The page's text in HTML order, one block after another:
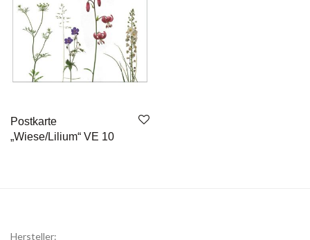
Postkarte
„Wiese/Lilium“ VE 10
Hersteller: